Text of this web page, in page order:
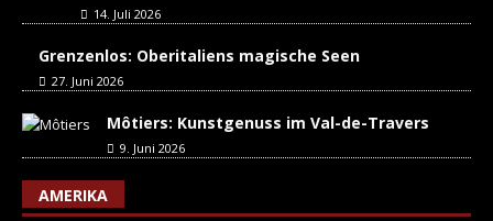
14. Juli 2026
Grenzenlos: Oberitaliens magische Seen
27. Juni 2026
Môtiers: Kunstgenuss im Val-de-Travers
9. Juni 2026
AMERIKA